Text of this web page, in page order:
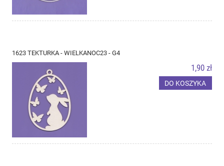
1623 TEKTURKA - WIELKANOC23 - G4
1,90 zł
DO KOSZYKA